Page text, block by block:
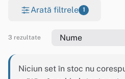
Arată filtrele 1
3 rezultate
Niciun set în stoc nu